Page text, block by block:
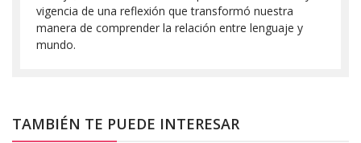
vigencia de una reflexión que transformó nuestra
manera de comprender la relación entre lenguaje y
mundo.
TAMBIÉN TE PUEDE INTERESAR